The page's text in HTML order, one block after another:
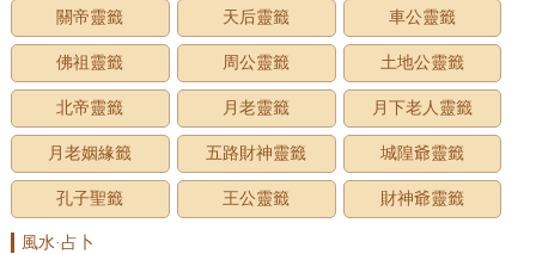
關帝靈籤 天后靈籤 車公靈籤
佛祖靈籤 周公靈籤 土地公靈籤
北帝靈籤 月老靈籤 月下老人靈籤
月老姻緣籤 五路財神靈籤 城隍爺靈籤
孔子聖籤 王公靈籤 財神爺靈籤
風水·占卜